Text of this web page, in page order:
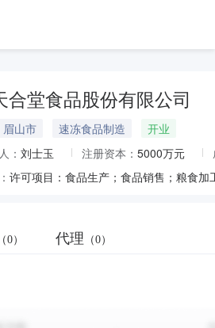
合堂食品股份有限公司
眉山市 速冻食品制造
开业
： 刘士玉 注册资本： 5000万元
（0） 代理 （0）